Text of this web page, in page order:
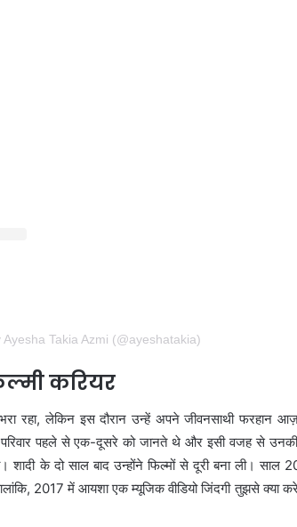
Takia Azmi (@ayeshatakia)
करियर
रहा, लेकिन इस दौरान उन्हें अपने जीवनसाथी फरहान
पहले से एक-दूसरे को जानते थे और इसी वजह से
शादी के दो साल बाद उन्होंने फिल्मों से दूरी बना ली।
2017 में आयशा एक म्यूजिक वीडियो जिंदगी तुझसे